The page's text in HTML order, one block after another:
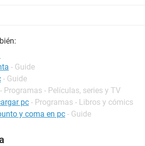
Desde ya, muchisimas
- Guide
- Guide
- Programas - Películas, series y TV
pc - Programas - Libros y cómics
y coma en pc - Guide